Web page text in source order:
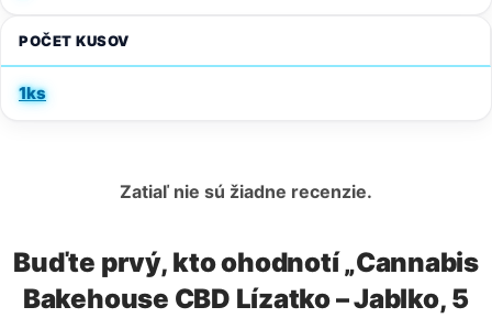
POČET KUSOV
1ks
Zatiaľ nie sú žiadne recenzie.
Buďte prvý, kto ohodnotí „Cannabis
Bakehouse CBD Lízatko – Jablko, 5